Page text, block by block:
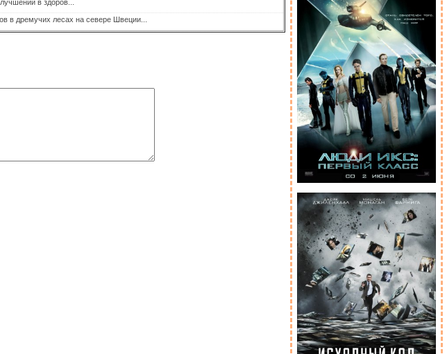
в здоров...
в дремучих лесах на севере Швеции...